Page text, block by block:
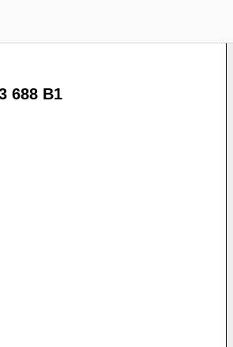
688 B1